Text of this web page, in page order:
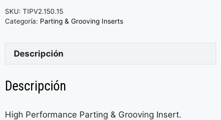
SKU: TIPV2.150.15
Categoría: Parting & Grooving Inserts
Descripción
Descripción
High Performance Parting & Grooving Insert.